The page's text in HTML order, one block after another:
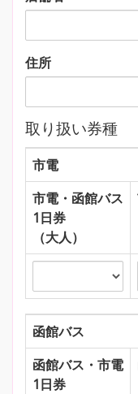
住所
取り扱い券種
市電
市電・函館バス
1日券
（大人）
函館バス
函館バス・市電
1日券